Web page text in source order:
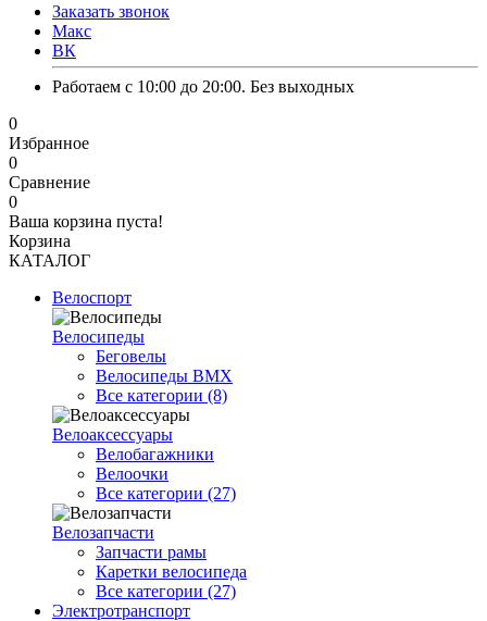
Заказать звонок
Макс
ВК
Работаем с 10:00 до 20:00. Без выходных
0
Избранное
0
Сравнение
0
Ваша корзина пуста!
Корзина
КАТАЛОГ
Велоспорт
Велосипеды
Беговелы
Велосипеды BMX
Все категории (8)
Велоаксессуары
Велобагажники
Велоочки
Все категории (27)
Велозапчасти
Запчасти рамы
Каретки велосипеда
Все категории (27)
Электротранспорт